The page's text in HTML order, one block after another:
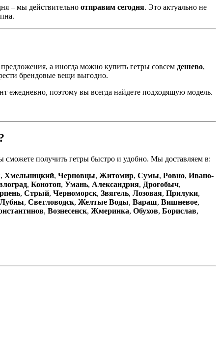
– мы действительно отправим сегодня. Это актуально не
а иногда можно купить гетры совсем дешево,
брендовые вещи выгодно.
ежедневно, поэтому вы всегда найдете подходящую модель.
сможете получить гетры быстро и удобно. Мы доставляем в:
, Хмельницкий, Черновцы, Житомир, Сумы, Ровно, Ивано-
, Конотоп, Умань, Александрия, Дрогобыч,
, Стрый, Черноморск, Звягель, Лозовая, Прилуки,
, Светловодск, Желтые Воды, Вараш, Вишневое,
, Вознесенск, Жмеринка, Обухов, Борислав,